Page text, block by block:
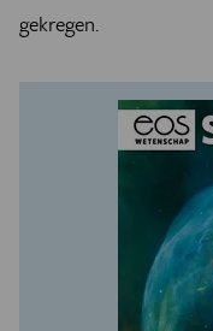
gekregen.